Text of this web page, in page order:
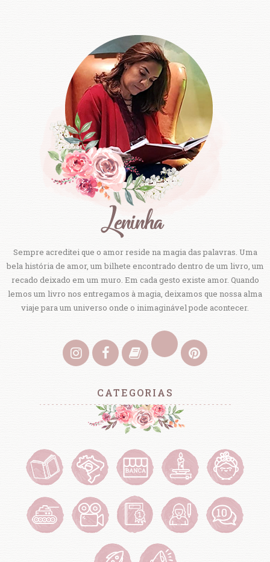
Sempre acreditei que o amor reside na magia das palavras. Uma
bela história de amor, um bilhete encontrado dentro de um livro, um
recado deixado em um muro. Em cada gesto existe amor. Quando
lemos um livro nos entregamos à magia, deixamos que nossa alma
viaje para um universo onde o inimaginável pode acontecer.
CATEGORIAS